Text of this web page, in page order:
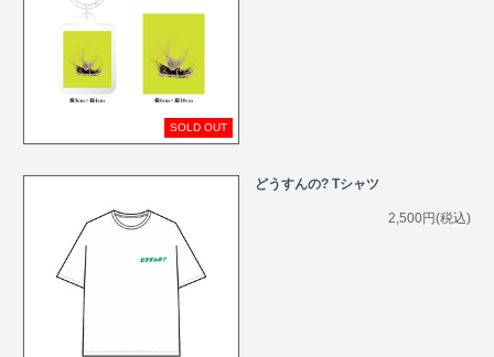
SOLD OUT
どうすんの? Tシャツ
2,500円(税込)